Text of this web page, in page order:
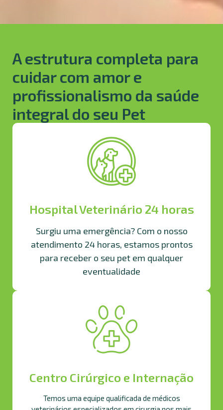
A estrutura completa para
cuidar com amor e
profissionalismo da saúde
integral do seu Pet
Hospital Veterinário 24 horas
Surgiu uma emergência? Com o nosso
atendimento 24 horas, estamos prontos
para receber o seu pet em qualquer
eventualidade
Centro Cirúrgico e Internação
Temos uma equipe qualificada de médicos